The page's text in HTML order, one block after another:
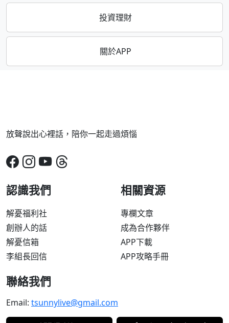
投資理財
關於APP
放聲說出心裡話，陪你一起走過煩惱
認識我們
解憂福利社
創辦人的話
解憂信箱
李組長回信
相關資源
專欄文章
成為合作夥伴
APP下載
APP攻略手冊
聯絡我們
Email: tsunnylive@gmail.com